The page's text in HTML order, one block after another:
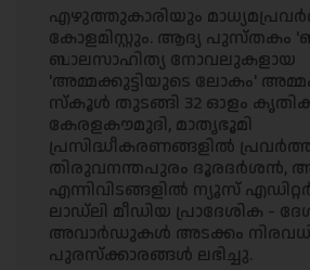
എഴുത്തുകാരിയും
കോളമിസ്റ്റും. ആദ്യ പുസ്തകം
ബാലസാഹിത്യ നോവലുകളായ
'അമ്മക്കുട്ടിയുടെ ലോകം'
സ്‌കൂൾ തുടങ്ങി 32 ഓളം കൃതികൾ
കേരളകൗമുദി, മാതൃഭൂമി
പ്രസിദ്ധീകരണങ്ങളിൽ
തിരുവനന്തപുരം ദൂരദർശൻ,
എന്നിവിടങ്ങളിൽ ന്യൂസ്
ലാഡ്‌ലി മീഡിയ പ്രാദേശിക -
അവാർഡുകൾ അടക്കം
പുരസ്ക്കാരങ്ങൾ ലഭിച്ചു.